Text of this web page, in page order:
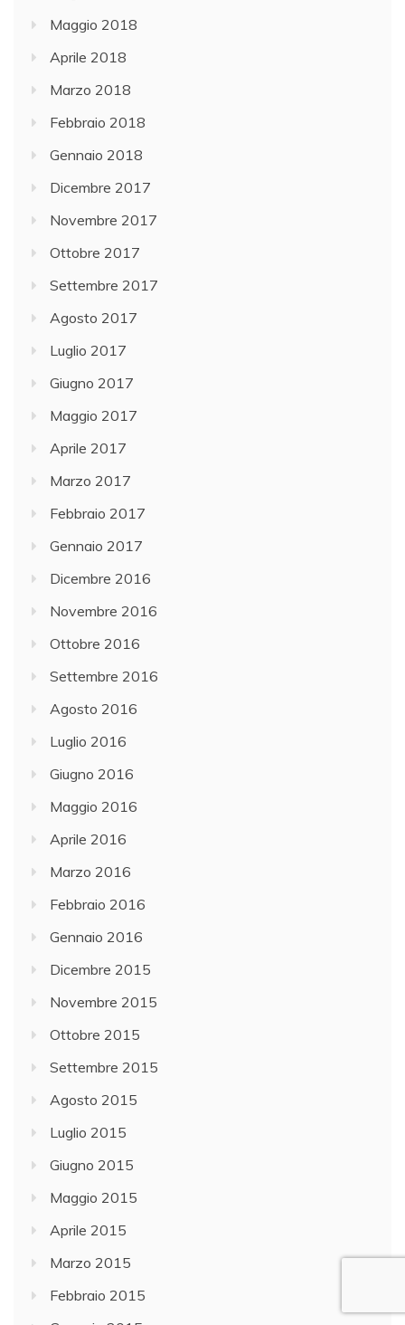
Maggio 2018
Aprile 2018
Marzo 2018
Febbraio 2018
Gennaio 2018
Dicembre 2017
Novembre 2017
Ottobre 2017
Settembre 2017
Agosto 2017
Luglio 2017
Giugno 2017
Maggio 2017
Aprile 2017
Marzo 2017
Febbraio 2017
Gennaio 2017
Dicembre 2016
Novembre 2016
Ottobre 2016
Settembre 2016
Agosto 2016
Luglio 2016
Giugno 2016
Maggio 2016
Aprile 2016
Marzo 2016
Febbraio 2016
Gennaio 2016
Dicembre 2015
Novembre 2015
Ottobre 2015
Settembre 2015
Agosto 2015
Luglio 2015
Giugno 2015
Maggio 2015
Aprile 2015
Marzo 2015
Febbraio 2015